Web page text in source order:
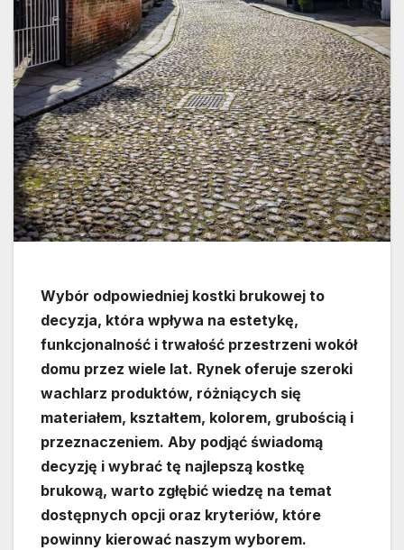
Wybór odpowiedniej kostki brukowej to
decyzja, która wpływa na estetykę,
funkcjonalność i trwałość przestrzeni wokół
domu przez wiele lat. Rynek oferuje szeroki
wachlarz produktów, różniących się
materiałem, kształtem, kolorem, grubością i
przeznaczeniem. Aby podjąć świadomą
decyzję i wybrać tę najlepszą kostkę
brukową, warto zgłębić wiedzę na temat
dostępnych opcji oraz kryteriów, które
powinny kierować naszym wyborem.